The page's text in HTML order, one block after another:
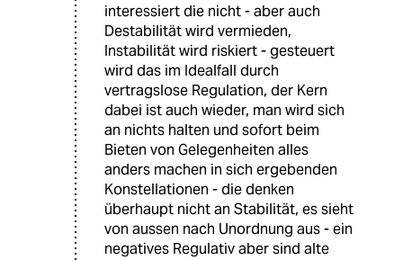
interessiert die nicht - aber auch
Destabilität wird vermieden,
Instabilität wird riskiert - gesteuert
wird das im Idealfall durch
vertragslose Regulation, der Kern
dabei ist auch wieder, man wird sich
an nichts halten und sofort beim
Bieten von Gelegenheiten alles
anders machen in sich ergebenden
Konstellationen - die denken
überhaupt nicht an Stabilität, es sieht
von aussen nach Unordnung aus - ein
negatives Regulativ aber sind alte